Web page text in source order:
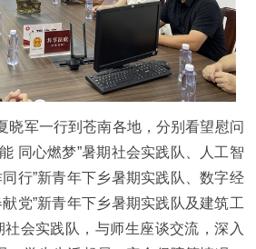
晓军一行到苍南各地， 分别看望慰问
同心燃梦”暑期社会实践队、人工智
行”新青年下乡暑期实践队、数字经
党”新青年下乡暑期实践队及建筑工
会实践队， 与师生座谈交流 ，深入